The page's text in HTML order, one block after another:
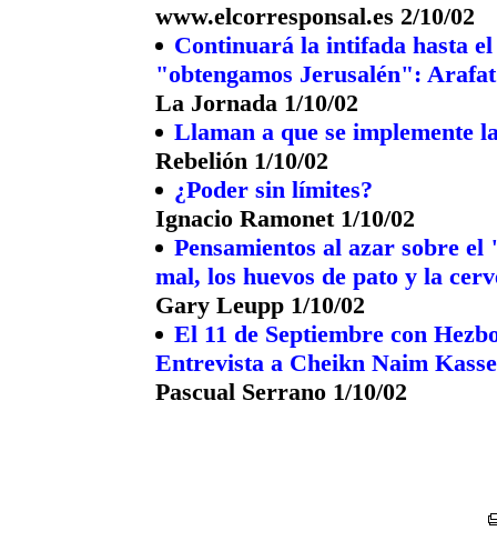
www.elcorresponsal.es 2/10/02
Continuará la intifada hasta
"obtengamos Jerusalén": Arafat
La Jornada 1/10/02
Llaman a que se implemente
Rebelión 1/10/02
¿Poder sin límites?
Ignacio Ramonet 1/10/02
Pensamientos al azar sobre
mal, los huevos de pato y la
Gary Leupp 1/10/02
El 11 de Septiembre con
Entrevista a Cheikn Naim
Pascual Serrano 1/10/02